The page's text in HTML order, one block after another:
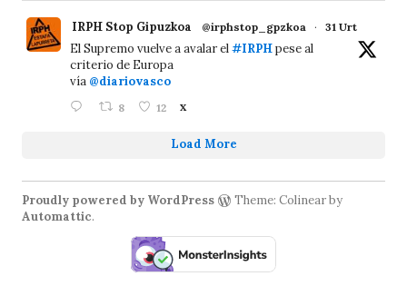
IRPH Stop Gipuzkoa @irphstop_gpzkoa · 31 Urt
El Supremo vuelve a avalar el#IRPHpese al
criterio de Europa
vía @diariovasco
8 12 X
Load More
Proudly powered by WordPress
Theme: Colinear by
Automattic.